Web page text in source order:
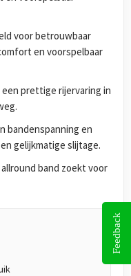
voor betrouwbaar
en voorspelbaar
prettige rijervaring in
bandenspanning en
gelijkmatige slijtage.
band zoekt voor
Feedback